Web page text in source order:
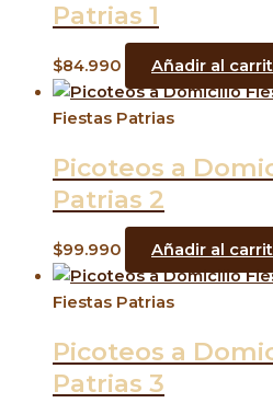
Patrias 1
$84.990 Añadir al
Fiestas Patrias
Picoteos a
Patrias 2
$99.990 Añadir al
Fiestas Patrias
Picoteos a
Patrias 3